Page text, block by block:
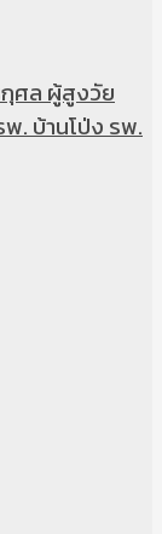
ศล ผู้สูงวัย
. บ้านโป่ง รพ.